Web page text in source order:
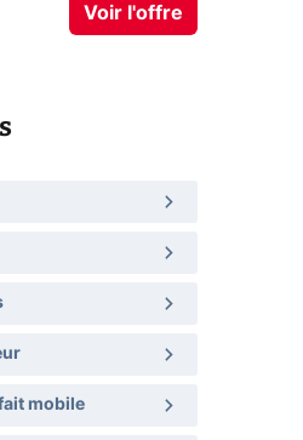
Voir l'offre
mobile